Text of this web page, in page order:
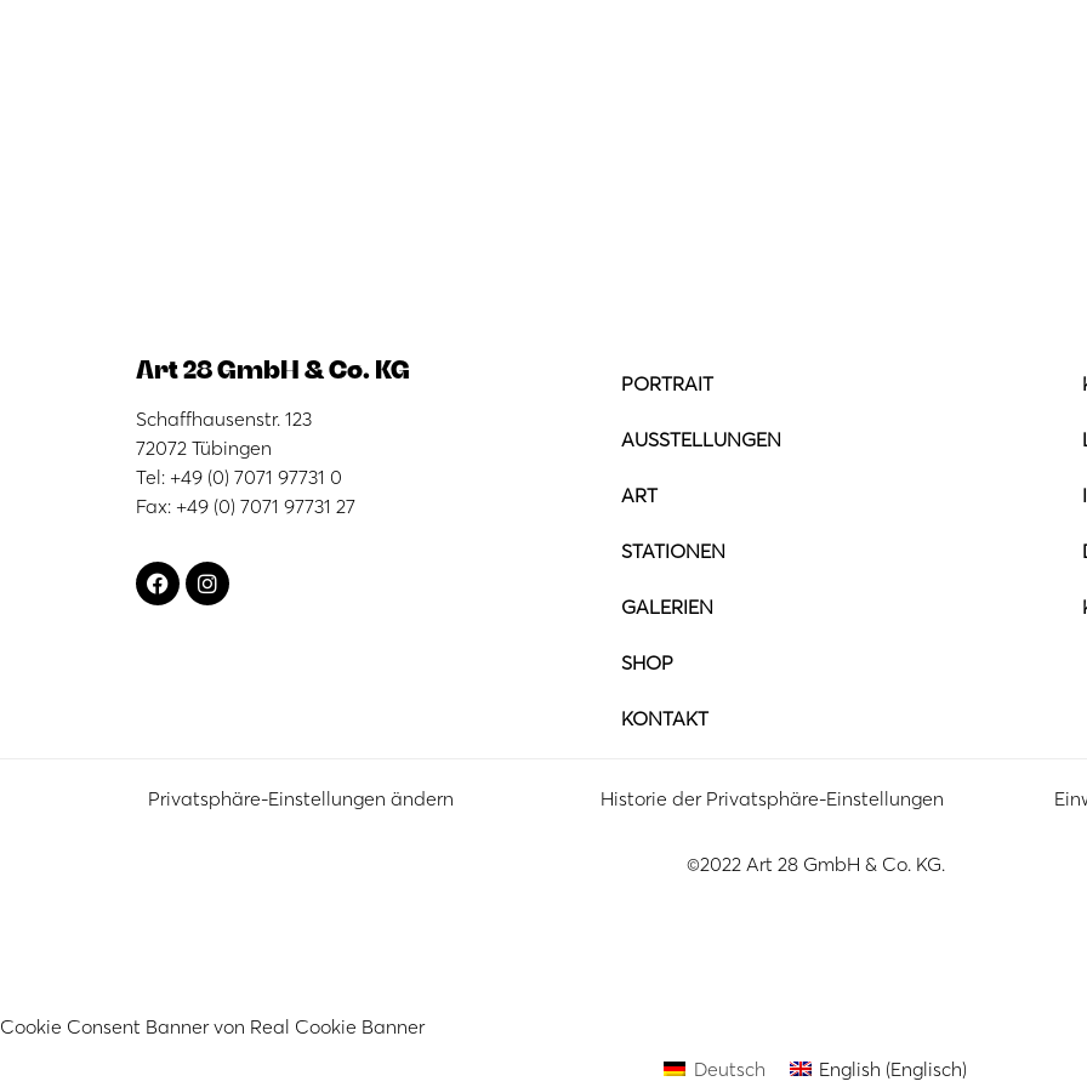
Art 28 GmbH & Co. KG
Schaffhausenstr. 123
72072 Tübingen
Tel: +49 (0) 7071 97731 0
Fax: +49 (0) 7071 97731 27
PORTRAIT
AUSSTELLUNGEN
ART
STATIONEN
GALERIEN
SHOP
KONTAKT
Privatsphäre-Einstellungen ändern Historie der Privatsphäre-Einstellungen
©2022 Art 28 GmbH & Co. KG.
Cookie Consent Banner von Real Cookie Banner
Deutsch
English (Englisch)